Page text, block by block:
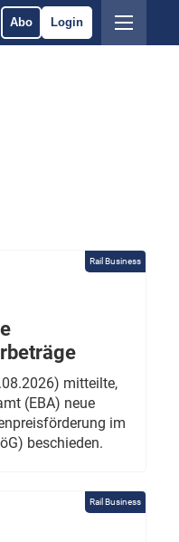
Abo Login
Rail Business
mitteilte,
(EBA) neue
im
beschieden.
Rail Business